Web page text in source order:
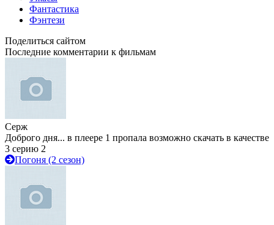
Фантастика
Фэнтези
Поделиться сайтом
Последние комментарии к фильмам
Серж
Доброго дня... в плеере 1 пропала возможно скачать в качестве
3 серию 2
Погоня (2 сезон)